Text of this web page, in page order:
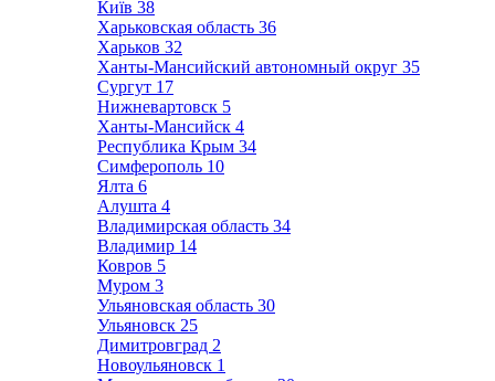
Київ 38
Харьковская область 36
Харьков 32
Ханты-Мансийский автономный округ 35
Сургут 17
Нижневартовск 5
Ханты-Мансийск 4
Республика Крым 34
Симферополь 10
Ялта 6
Алушта 4
Владимирская область 34
Владимир 14
Ковров 5
Муром 3
Ульяновская область 30
Ульяновск 25
Димитровград 2
Новоульяновск 1